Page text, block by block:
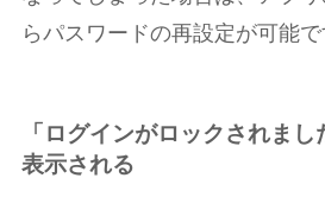
らパスワードの再設定が可能で
「ログインがロックされま
表示される